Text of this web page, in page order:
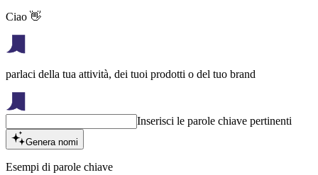
Ciao 👋
parlaci della tua attività, dei tuoi prodotti o del tuo brand
Inserisci le parole chiave pertinenti
Genera nomi
Esempi di parole chiave